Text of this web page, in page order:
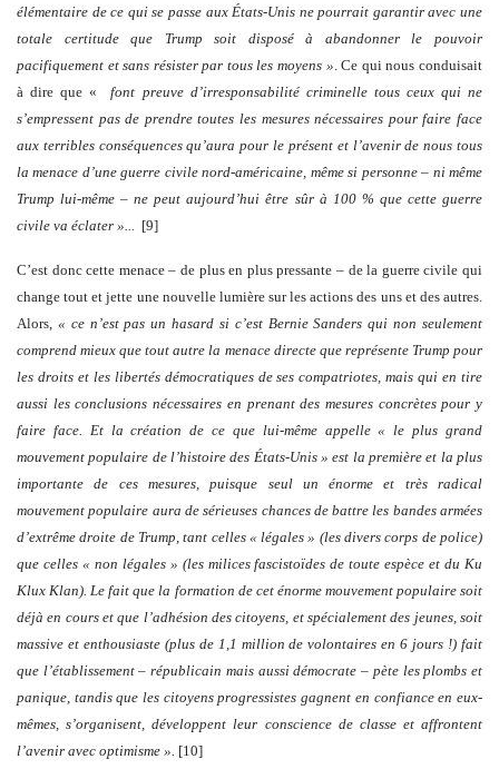
élémentaire de ce qui se passe aux États-Unis ne pourrait garantir avec une
totale certitude que Trump soit disposé à abandonner le pouvoir
pacifiquement et sans résister par tous les moyens » . Ce qui nous conduisait
à dire que «
font preuve d’irresponsabilité criminelle tous ceux qui ne
s’empressent pas de prendre toutes les mesures nécessaires pour faire face
aux terribles conséquences qu’aura pour le présent et l’avenir de nous tous
la menace d’une guerre civile nord-américaine, même si personne – ni même
Trump lui-même – ne peut aujourd’hui être sûr à 100 % que cette guerre
civile va éclater »...
[9]
C’est donc cette menace – de plus en plus pressante – de la guerre civile qui
change tout et jette une nouvelle lumière sur les actions des uns et des autres.
Alors, « ce n’est pas un hasard si c’est Bernie Sanders qui non seulement
comprend mieux que tout autre la menace directe que représente Trump pour
les droits et les libertés démocratiques de ses compatriotes, mais qui en tire
aussi les conclusions nécessaires en prenant des mesures concrètes pour y
faire face. Et la création de ce que lui-même appelle « le plus grand
mouvement populaire de l’histoire des États-Unis » est la première et la plus
importante de ces mesures, puisque seul un énorme et très radical
mouvement populaire aura de sérieuses chances de battre les bandes armées
d’extrême droite de Trump, tant celles « légales » (les divers corps de police)
que celles « non légales » (les milices fascistoïdes de toute espèce et du Ku
Klux Klan). Le fait que la formation de cet énorme mouvement populaire soit
déjà en cours et que l’adhésion des citoyens, et spécialement des jeunes, soit
massive et enthousiaste (plus de 1,1 million de volontaires en 6 jours !) fait
que l’établissement – républicain mais aussi démocrate – pète les plombs et
panique, tandis que les citoyens progressistes gagnent en confiance en eux-
mêmes, s’organisent, développent leur conscience de classe et affrontent
l’avenir avec optimisme ». [10]